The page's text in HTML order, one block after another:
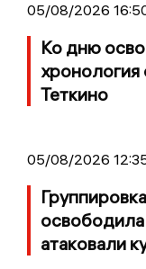
05/08/2026
Ко дню
хронология
Теткино
05/08/2026
атаковали